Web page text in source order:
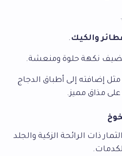
.
والكيك .
نكهة حلوة ومنعشة.
مثل إضافته إلى أطباق الدجاج
مذاق مميز.
ذات الرائحة الزكية والجلد